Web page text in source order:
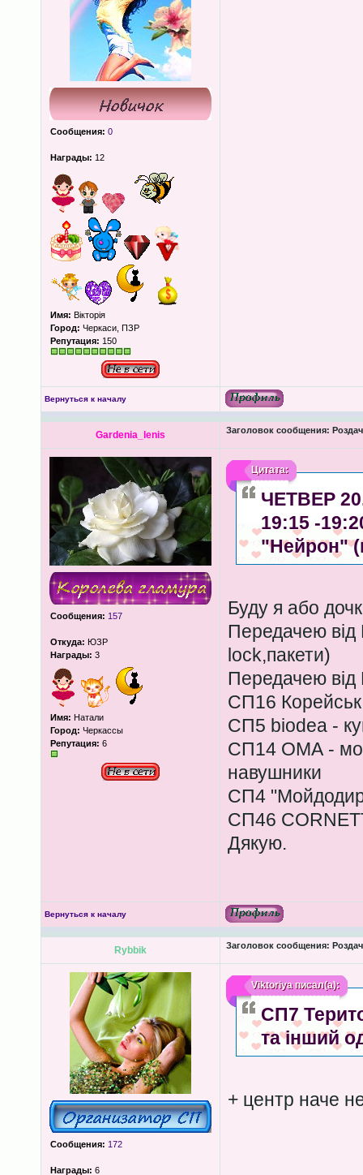
Сообщения: 0
Награды: 12
Имя: Вікторія
Город: Черкаси, ПЗР
Репутация: 150
Вернуться к началу
Gardenia_lenis Заголовок сообщения:
Сообщения: 157
Откуда: ЮЗР
Награды: 3
Имя: Натали
Город: Черкассы
Репутация: 6
Цитата:
ЧЕТВЕР
19:15 -
"Нейрон"
Буду я або
Передачею
lock,пакети)
Передачею від
СП16
СП5 biodea -
СП14 ОМА -
навушники
СП4 "Мойдодир"
СП46
Дякую.
Вернуться к началу
Rybbik Заголовок сообщения:
Сообщения: 172
Награды: 6
Viktoriyaписал(а):
СП7
та інший
+ центр наче